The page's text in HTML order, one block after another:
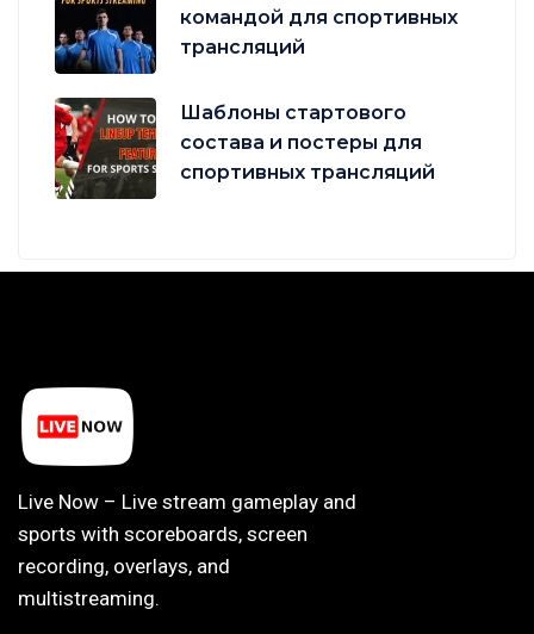
командой для спортивных
трансляций
Шаблоны стартового
состава и постеры для
спортивных трансляций
Live Now – Live stream gameplay and
sports with scoreboards, screen
recording, overlays, and
multistreaming.